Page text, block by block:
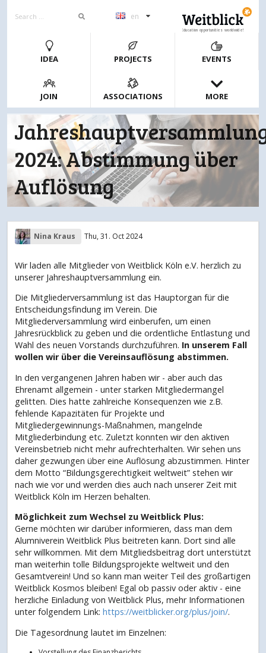
en
Education opportunities worldwide!
IDEA PROJECTS EVENTS
JOIN ASSOCIATIONS MORE
2024: Abstimmung über
Auflösung
Nina Kraus Thu, 31. Oct 2024
Wir laden alle Mitglieder von Weitblick Köln e.V. herzlich zu
unserer Jahreshauptversammlung ein.
Die Mitgliederversammlung ist das Hauptorgan für die
Entscheidungsfindung im Verein. Die
Mitgliederversammlung wird einberufen, um einen
Jahresrückblick zu geben und die ordentliche Entlastung und
Wahl des neuen Vorstands durchzuführen. In unserem Fall
wollen wir über die Vereinsauflösung abstimmen.
In den vergangenen Jahren haben wir - aber auch das
Ehrenamt allgemein - unter starken Mitgliedermangel
gelitten. Dies hatte zahlreiche Konsequenzen wie z.B.
fehlende Kapazitäten für Projekte und
Mitgliedergewinnungs-Maßnahmen, mangelnde
Mitgliederbindung etc. Zuletzt konnten wir den aktiven
Vereinsbetrieb nicht mehr aufrechterhalten. Wir sehen uns
daher gezwungen über eine Auflösung abzustimmen. Hinter
dem Motto “Bildungsgerechtigkeit weltweit” stehen wir
nach wie vor und werden dies auch nach unserer Zeit mit
Weitblick Köln im Herzen behalten.
Möglichkeit zum Wechsel zu Weitblick Plus:
Gerne möchten wir darüber informieren, dass man dem
Alumniverein Weitblick Plus beitreten kann. Dort sind alle
sehr willkommen. Mit dem Mitgliedsbeitrag dort unterstützt
man weiterhin tolle Bildungsprojekte weltweit und den
Gesamtverein! Und so kann man weiter Teil des großartigen
Weitblick Kosmos bleiben! Egal ob passiv oder aktiv - eine
herzliche Einladung von Weitblick Plus, mehr Informationen
unter folgendem Link: https://weitblicker.org/plus/join/.
Die Tagesordnung lautet im Einzelnen: